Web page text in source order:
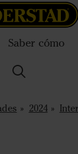
Saber cómo
2024